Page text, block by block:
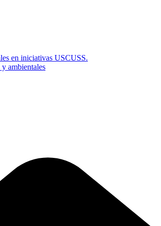
en iniciativas USCUSS.
ambientales